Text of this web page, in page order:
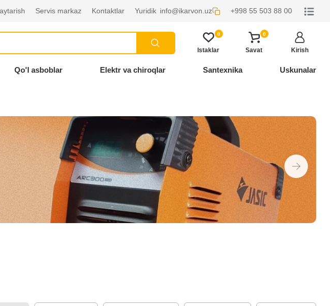
Servis markaz Kontaktlar Yuridik info@ikarvon.uz +998 55 503 88 00
0
Istaklar
0
Savat Kirish
Qo'l asboblar Elektr va chiroqlar Santexnika Uskunalar